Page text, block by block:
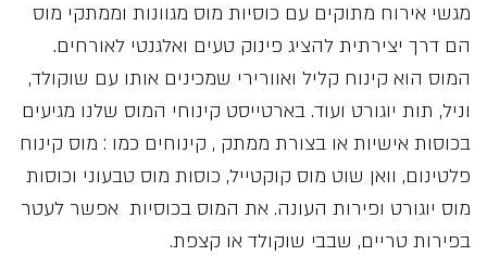
מגשי אירוח מתוקים עם כוסיות מוס מגוונות וממתקי מוס
הם דרך יצירתית להציג פינוק טעים ואלגנטי לאורחים.
המוס הוא קינוח קליל ואוורירי שמכינים אותו עם שוקולד,
וניל, תות יוגורט ועוד. בארטייסט קינוחי המוס שלנו מגיעים
בכוסות אישיות או בצורת ממתק , קינוחים כמו : מוס קינוח
פלטינום, וואן שוט מוס קוקטייל, כוסות מוס טבעוני וכוסות
מוס יוגורט ופירות העונה. את המוס בכוסיות אפשר לעטר
בפירות טריים, שבבי שוקולד או קצפת.